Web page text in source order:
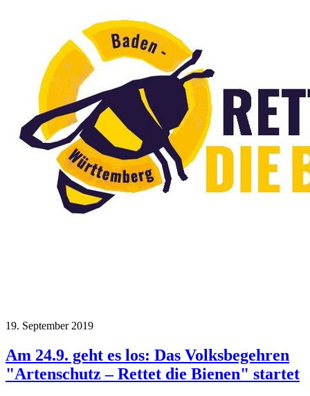
19. September 2019
Am 24.9. geht es los: Das Volksbegehren
"Artenschutz – Rettet die Bienen" startet